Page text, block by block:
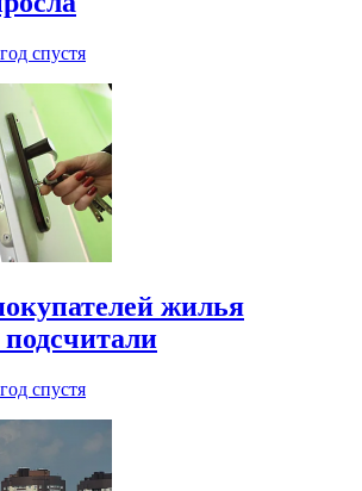
спустя
жилья
спустя